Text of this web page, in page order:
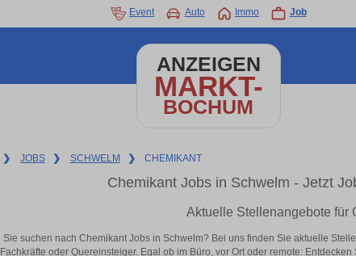
Event Auto Immo Job
ANZEIGEN
MARKT-
BOCHUM
❯ JOBS ❯ SCHWELM ❯ CHEMIKANT
Chemikant Jobs in Schwelm - Jetzt
Aktuelle Stellenangebote für
Sie suchen nach Chemikant Jobs in Schwelm? Bei uns finden Sie aktuelle
Fachkräfte oder Quereinsteiger. Egal ob im Büro, vor Ort oder remote: